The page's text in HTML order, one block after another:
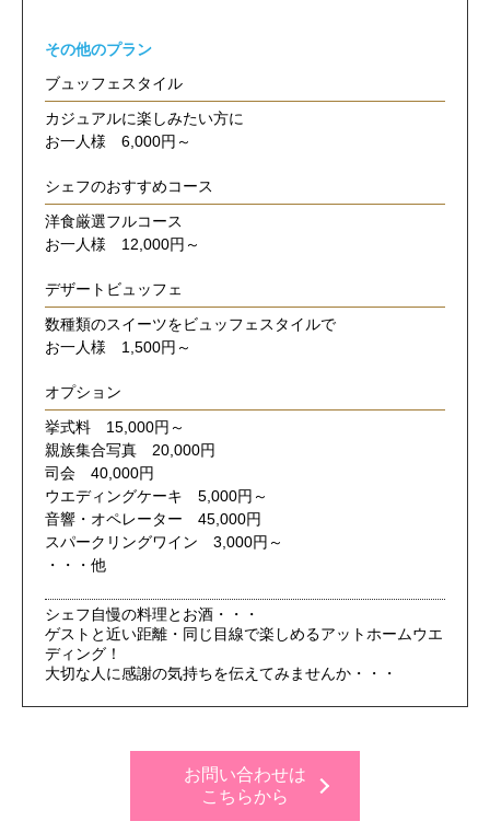
その他のプラン
ブュッフェスタイル
カジュアルに楽しみたい方に
お一人様 6,000円～
シェフのおすすめコース
洋食厳選フルコース
お一人様 12,000円～
デザートビュッフェ
数種類のスイーツをビュッフェスタイルで
お一人様 1,500円～
オプション
挙式料 15,000円～
親族集合写真 20,000円
司会 40,000円
ウエディングケーキ 5,000円～
音響・オペレーター 45,000円
スパークリングワイン 3,000円～
・・・他
シェフ自慢の料理とお酒・・・
ゲストと近い距離・同じ目線で楽しめるアットホームウエ
ディング！
大切な人に感謝の気持ちを伝えてみませんか・・・
お問い合わせは
こちらから